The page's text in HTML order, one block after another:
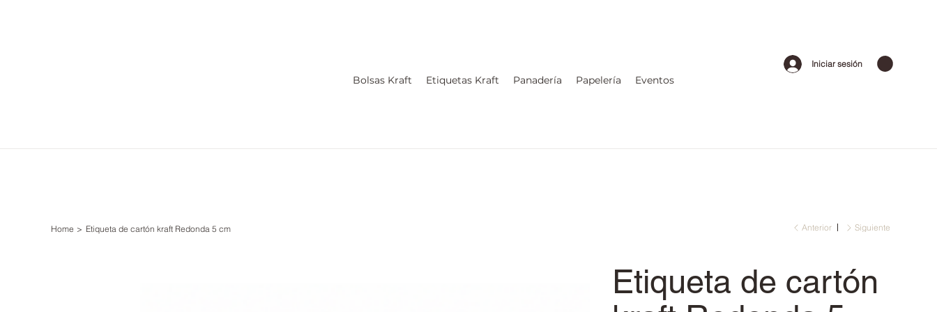
Bolsas Kraft Etiquetas Kraft Panadería Papelería Eventos
Iniciar sesión
Home > Etiqueta de cartón kraft Redonda 5 cm Anterior Siguiente
Etiqueta de cartón